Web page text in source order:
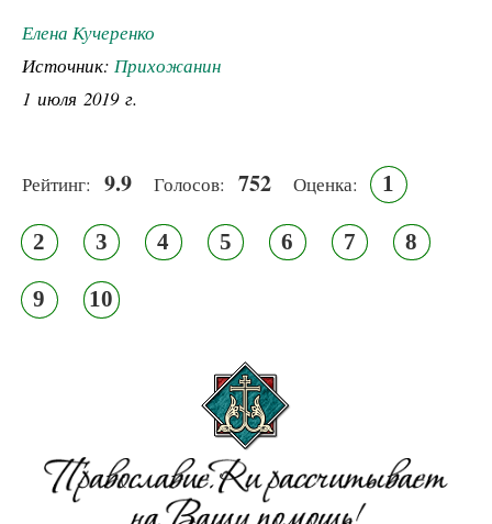
Елена Кучеренко
Источник: Прихожанин
1 июля 2019 г.
Рейтинг: 9.9 Голосов: 752 Оценка: 1
2 3 4 5 6 7 8
9 10